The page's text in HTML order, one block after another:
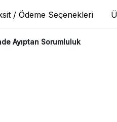
/ Ödeme Seçenekleri
Ayıptan Sorumluluk